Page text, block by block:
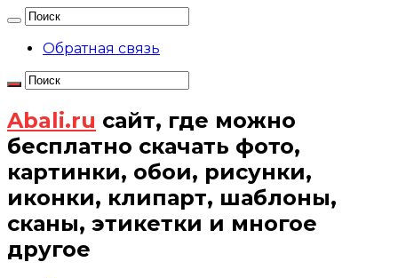
Обратная связь
Abali.ru сайт, где можно
бесплатно скачать фото,
картинки, обои, рисунки,
иконки, клипарт, шаблоны,
сканы, этикетки и многое
другое